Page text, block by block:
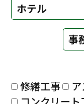
ホテル
事
修繕工事